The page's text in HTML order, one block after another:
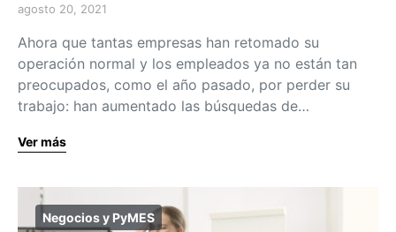
agosto 20, 2021
Ahora que tantas empresas han retomado su
operación normal y los empleados ya no están tan
preocupados, como el año pasado, por perder su
trabajo: han aumentado las búsquedas de…
Ver más
Negocios y PyMES